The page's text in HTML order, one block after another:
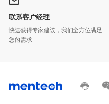
联系客户经理
您的需求